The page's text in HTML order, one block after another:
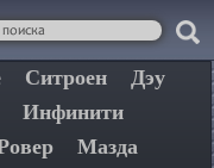
Ситроен
Дэу
Инфинити
Мазда